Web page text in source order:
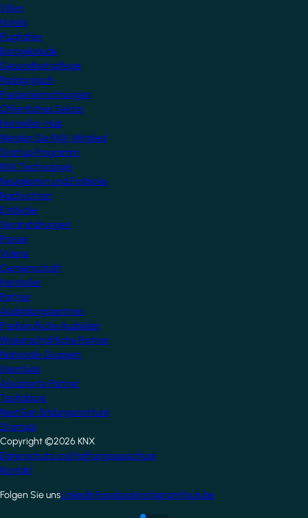
Villen
Hotels
Flughäfen
Bürogebäude
Gesundheitspflege
Pädagogisch
Freizeiteinrichtungen
Öffentliches Sektor
Hersteller-Hub
Werden Sie KNX-Mitglied
Startup Programm
KNX Technologie
Neuigkeiten und Einblicke
Nachrichten
Einblicke
Veranstaltungen
Presse
Videos
Gemeinschaft
Hersteller
Partner
Ausbildungszentren
Freiberufliche Ausbilder
Wissenschaftliche Partner
Nationale Gruppen
Userclubs
Assoziierte Partner
Testlabore
NextGen Bildungsinstitute
Startups
Copyright ©2026 KNX
Footer
Datenschutz und Haftungsausschluss
Kontakt
Folgen Sie unsLinkedInFacebookInstagramYoutube